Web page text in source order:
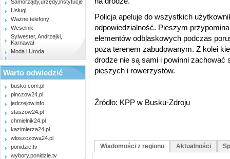
Samorządy,urzędy,instytucje
Usługi
Ważne telefony
Weselnik
Sylwester, Andrzejki,
Karnawał
Moda i Uroda
Warto odwiedzić
busko.com.pl
pinczow24.pl
jedrzejow.info
staszow24.pl
chmielnik24.pl
kazimierza24.pl
wloszczowa24.pl
ponidzie.tv
wybory.ponidzie.tv
Policja apeluje do wszystkich
odpowiedzialność. Pieszym
elementów odblaskowych podczas
poza terenem zabudowanym. Z kolei
drodze nie są sami i powinni
pieszych i rowerzystów.
Źródło: KPP w Busku-Zdroju
Wiadomości z regionu Aktualności